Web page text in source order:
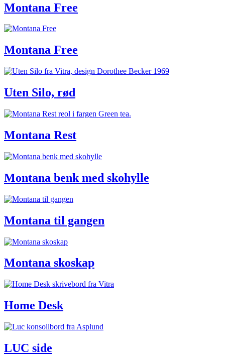
Montana Free
Montana Free
Uten Silo, rød
Montana Rest
Montana benk med skohylle
Montana til gangen
Montana skoskap
Home Desk
LUC side